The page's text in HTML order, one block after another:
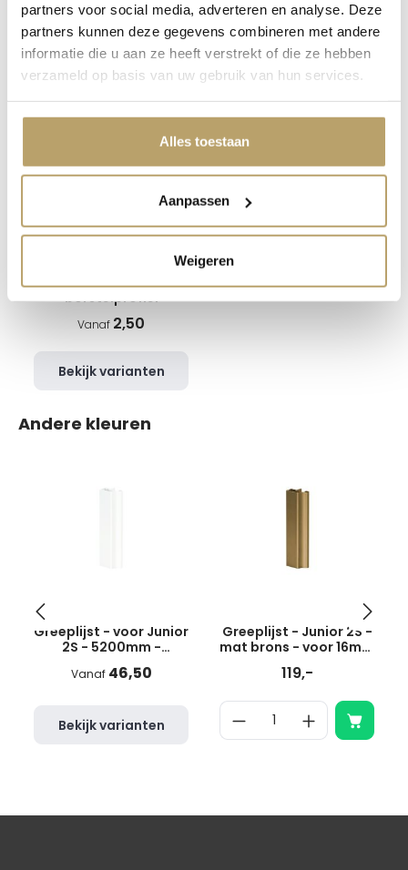
partners voor social media, adverteren en analyse. Deze
partners kunnen deze gegevens combineren met andere
informatie die u aan ze heeft verstrekt of die ze hebben
verzameld op basis van uw gebruik van hun services.
Alles toestaan
Aanpassen
Weigeren
Bekijk varianten
Vaak samen gekocht
Junior2s -
borstelprofiel
Vanaf 2,50
Bekijk varianten
Andere kleuren
Greeplijst - voor Junior
2S - 5200mm -
aluminium - wit - voor
18mm panelen - type a
Vanaf46,50
Bekijk varianten
Greeplijst - Junior 2S -
mat brons - voor 16mm
panelen
119,-